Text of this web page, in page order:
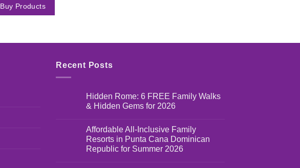
Buy Products
Recent Posts
Hidden Rome: 6 FREE Family Walks
& Hidden Gems for 2026
Affordable All-Inclusive Family
Resorts in Punta Cana Dominican
Republic for Summer 2026